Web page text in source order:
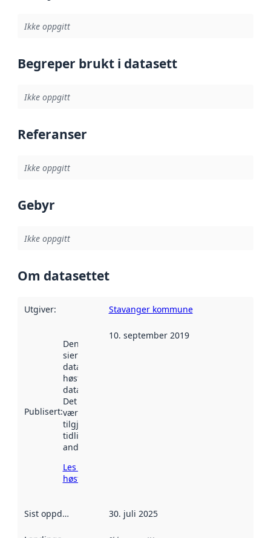
Ikke oppgitt
Begreper brukt i datasett
Ikke oppgitt
Referanser
Ikke oppgitt
Gebyr
Ikke oppgitt
Om datasettet
Utgiver: Stavanger kommune
Publisert:
Denne datoen
sier når
datasettet ble
høstet av
data.norge.no.
Det kan ha
vært
tilgjengelig
tidligere
andre steder.
Les mer om
høsting her
10. september 2019
Sist oppdatert 30. juli 2025